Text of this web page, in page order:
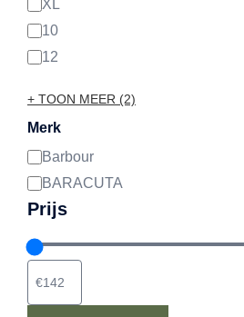
XL
10
12
+ TOON MEER (2)
Merk
Merk
Barbour
BARACUTA
Prijs